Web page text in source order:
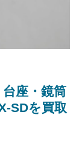
座・鏡筒
SDを買取